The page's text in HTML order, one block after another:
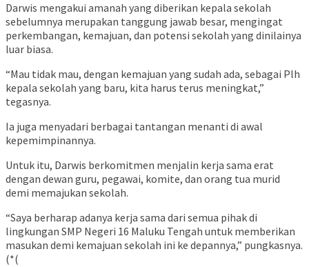
Darwis mengakui amanah yang diberikan kepala sekolah
sebelumnya merupakan tanggung jawab besar, mengingat
perkembangan, kemajuan, dan potensi sekolah yang dinilainya
luar biasa.
“Mau tidak mau, dengan kemajuan yang sudah ada, sebagai Plh
kepala sekolah yang baru, kita harus terus meningkat,”
tegasnya.
Ia juga menyadari berbagai tantangan menanti di awal
kepemimpinannya.
Untuk itu, Darwis berkomitmen menjalin kerja sama erat
dengan dewan guru, pegawai, komite, dan orang tua murid
demi memajukan sekolah.
“Saya berharap adanya kerja sama dari semua pihak di
lingkungan SMP Negeri 16 Maluku Tengah untuk memberikan
masukan demi kemajuan sekolah ini ke depannya,” pungkasnya.
(*(